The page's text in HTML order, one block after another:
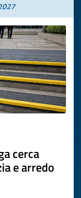
cerca
e arredo